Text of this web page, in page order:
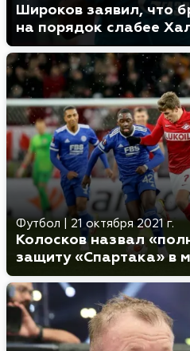
Широков заявил, что
на порядок слабее
Футбол 21 октября 2021 г.
Колосков назвал
защиту «Спартака» в